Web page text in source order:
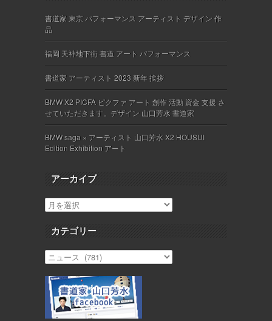
書道家 東京 パフォーマンス アーティスト デザイン 作
品
福岡 天神地下街 書道 アート パフォーマンス
書道家 アーティスト 2023 新年 挨拶
BMW X2 PICFA ピクファ アート 創作 活動 資金 支援 さ
せていただきます。デザイン 山口芳水 書道家
BMW saga × アーティスト 山口芳水 X2 HOUSUI
Edition Exhibition アート
アーカイブ
カテゴリー